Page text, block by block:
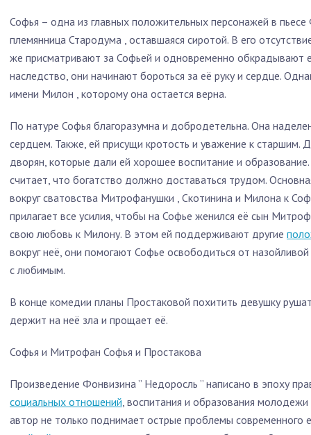
Софья – одна из главных положительных персонажей в
племянница Стародума , оставшаяся сиротой. В его
же присматривают за Софьей и одновременно обкрадывают
наследство, они начинают бороться за её руку и сердце.
имени Милон , которому она остается верна.
По натуре Софья благоразумна и добродетельна. Она
сердцем. Также, ей присущи кротость и уважение к старшим.
дворян, которые дали ей хорошее воспитание и
считает, что богатство должно доставаться трудом.
вокруг сватовства Митрофанушки , Скотинина и Милона к
прилагает все усилия, чтобы на Софье женился её сын
свою любовь к Милону. В этом ей поддерживают другие
вокруг неё, они помогают Софье освободиться от
с любимым.
В конце комедии планы Простаковой похитить девушку
держит на неё зла и прощает её.
Софья и Митрофан Софья и Простакова
Произведение Фонвизина ” Недоросль ” написано в эпоху
социальных отношений, воспитания и образования
автор не только поднимает острые проблемы современного